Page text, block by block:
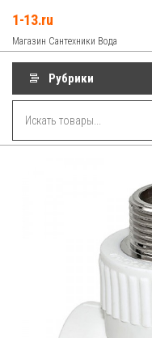
содержимому
1-13.ru
Магазин Сантехники Вода
Рубрики